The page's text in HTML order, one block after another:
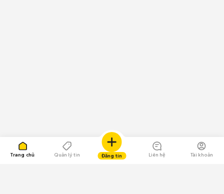
Trang chủ Quản lý tin Đăng tin Liên hệ Tài khoản